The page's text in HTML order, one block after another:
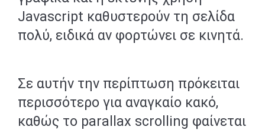
Javascript καθυστερούν τη σελίδα
πολύ, ειδικά αν φορτώνει σε κινητά.
Σε αυτήν την περίπτωση πρόκειται
περισσότερο για αναγκαίο κακό,
καθώς το parallax scrolling φαίνεται